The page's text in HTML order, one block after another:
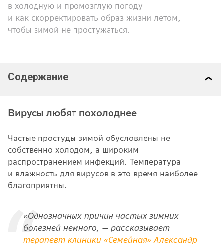
в холодную и промозглую погоду
и как скорректировать образ жизни летом,
чтобы зимой не простужаться.
Содержание
Вирусы любят похолоднее
Частые простуды зимой обусловлены не
собственно холодом, а широким
распространением инфекций. Температура
и влажность для вирусов в это время наиболее
благоприятны.
«Однозначных причин частых зимних
болезней немного, — рассказывает
терапевт клиники «Семейная» Александр